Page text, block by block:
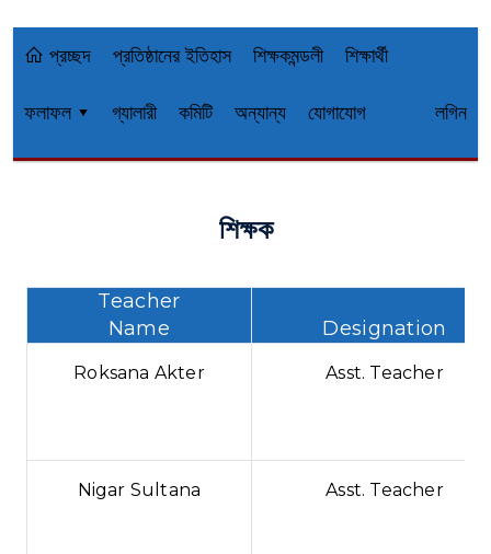
প্রচ্ছদ প্রতিষ্ঠানের ইতিহাস শিক্ষকমন্ডলী শিক্ষার্থী
ফলাফল ▾ গ্যালারী কমিটি অন্যান্য যোগাযোগ লগিন
শিক্ষক
Teacher
Name
Designation
Roksana Akter Asst. Teacher
Nigar Sultana Asst. Teacher